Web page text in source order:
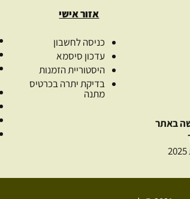
באתר
אזור אישי
כניסה לחשבון
עדכון סיסמא
היסטוריית הזמנות
בדיקת יתרה בכרטיס
מתנה